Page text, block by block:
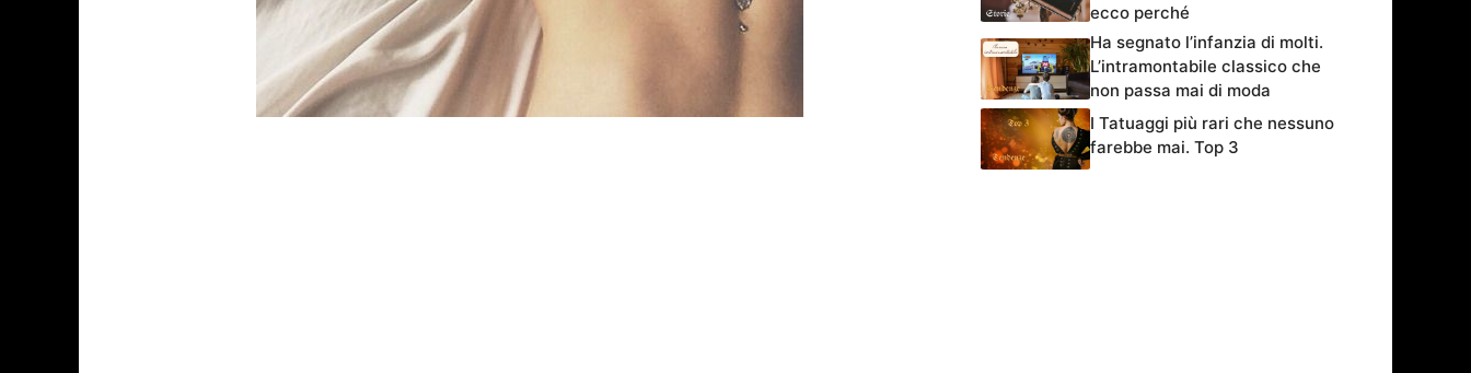
ecco perché
Ha segnato l’infanzia di molti.
L’intramontabile classico che
non passa mai di moda
I Tatuaggi più rari che nessuno
farebbe mai. Top 3